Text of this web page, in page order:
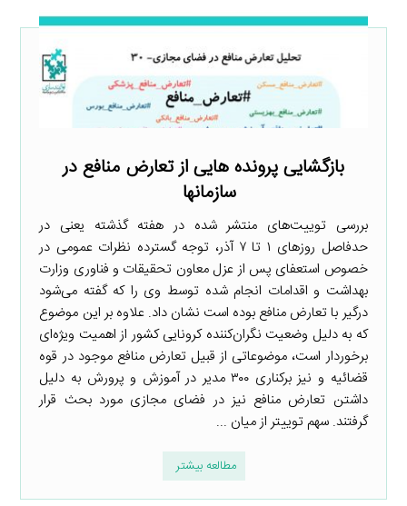
بازگشایی پرونده ­هایی از تعارض منافع در
سازمان­ها
بررسی توییت‌های منتشر شده در هفته گذشته یعنی در
حدفاصل روزهای ۱ تا ۷ آذر، توجه گسترده نظرات عمومی در
خصوص استعفای پس از عزل معاون تحقیقات و فناوری وزارت
بهداشت و اقدامات انجام شده توسط وی را که گفته می‌شود
درگیر با تعارض منافع بوده‌ است نشان داد. علاوه بر این موضوع
که به دلیل وضعیت نگران‌کننده کرونایی کشور از اهمیت ویژه‌ای
برخوردار است، موضوعاتی از قبیل تعارض منافع موجود در قوه
قضائیه و نیز برکناری ۳۰۰ مدیر در آموزش و پرورش به دلیل
داشتن تعارض منافع نیز در فضای مجازی مورد بحث قرار
گرفتند. سهم توییتر از میان ...
مطالعه بیشتر